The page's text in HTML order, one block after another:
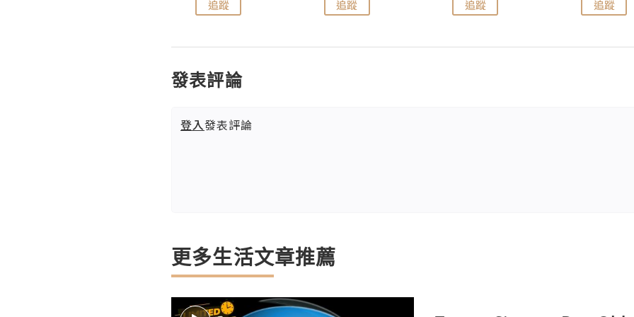
追蹤 追蹤 追蹤 追蹤
發表評論
登入發表評論
更多生活文章推薦